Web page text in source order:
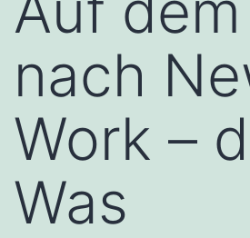
nach
Work –
Was